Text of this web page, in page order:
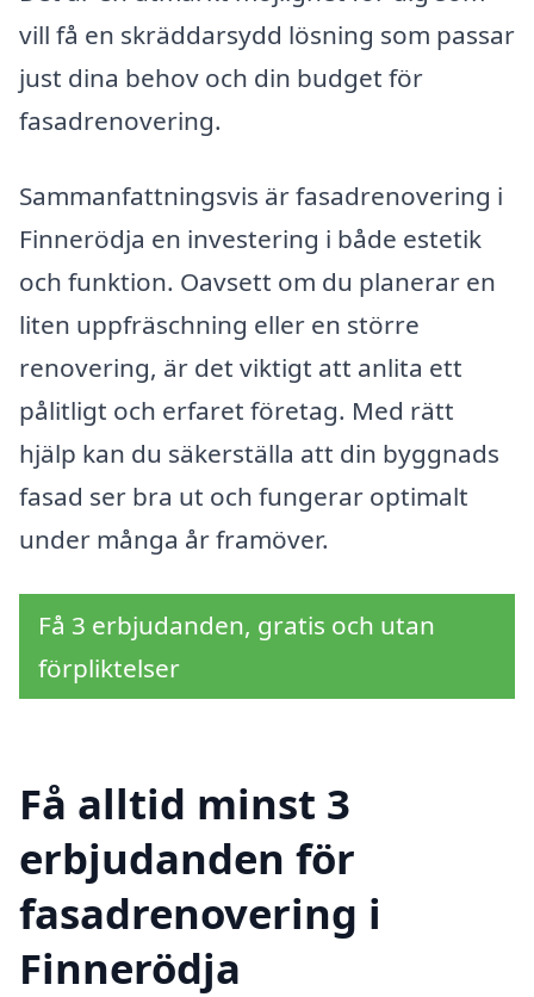
vill få en skräddarsydd lösning som passar
just dina behov och din budget för
fasadrenovering.
Sammanfattningsvis är fasadrenovering i
Finnerödja en investering i både estetik
och funktion. Oavsett om du planerar en
liten uppfräschning eller en större
renovering, är det viktigt att anlita ett
pålitligt och erfaret företag. Med rätt
hjälp kan du säkerställa att din byggnads
fasad ser bra ut och fungerar optimalt
under många år framöver.
Få 3 erbjudanden, gratis och utan
förpliktelser
Få alltid minst 3
erbjudanden för
fasadrenovering i
Finnerödja